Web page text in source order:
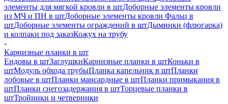
элементы для мягкой кровли в штДоборные элементы кровли
из МЧ и ПН в штДоборные элементы кровли Фальц в
штДоборные элементы ограждений в штДымники (флюгарка)
и колпаки под заказКожух на трубу
-
Карнизные планки в шт
Ендовы в штЗаглушкиКарнизные планки в штКоньки в
штМодуль обхода трубыПланка капельник в штПланки
лобовые в штПланки мансардные в штПланки примыкания в
штПланки снегозадержания в штТорцевые планки в
штТройники и четверники